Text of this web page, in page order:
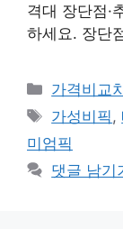
격대 장단점·
하세요. 장단
카
테
리
가격비교
태
그
가성비픽,
미엄픽
댓글 남기